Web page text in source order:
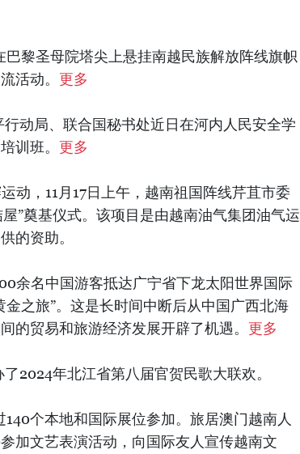
巴黎圣母院塔尖上悬挂南越民族解放阵线旗帜
活动。 更多
动局、联合国秘书处近日在河内人民安全学
训班。 更多
动，11月17日上午，越南祖国阵线芹苴市委
”奠基仪式。该项目是由越南油气集团油气运
的资助。
余名中国游客抵达广宁省下龙太阳世界国际
之旅”。这是长时间中断后从中国广西北海
的贸易和旅游经济发展开辟了机遇。 更多
2024年北江省第八届官贺民歌大联欢。
个本地和国际展位参加。旅居澳门越南人
加文艺表演活动，向国际友人宣传越南文